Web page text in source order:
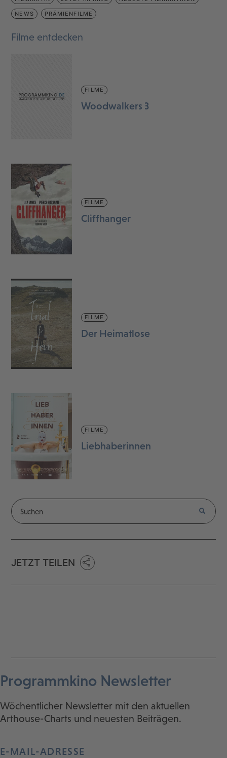
NEWS PRÄMIENFILME
Filme entdecken
FILME
Woodwalkers 3
FILME
Cliffhanger
FILME
Der Heimatlose
FILME
Liebhaberinnen
JETZT TEILEN
Programmkino Newsletter
Wöchentlicher Newsletter mit den aktuellen
Arthouse-Charts und neuesten Beiträgen.
E-MAIL-ADRESSE